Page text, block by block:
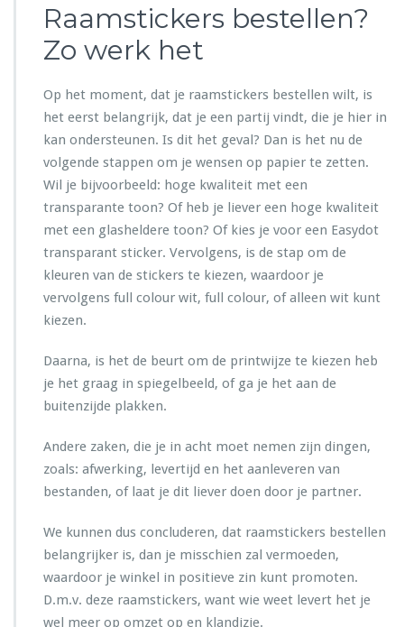
Raamstickers bestellen?
Zo werk het
Op het moment, dat je raamstickers bestellen wilt, is
het eerst belangrijk, dat je een partij vindt, die je hier in
kan ondersteunen. Is dit het geval? Dan is het nu de
volgende stappen om je wensen op papier te zetten.
Wil je bijvoorbeeld: hoge kwaliteit met een
transparante toon? Of heb je liever een hoge kwaliteit
met een glasheldere toon? Of kies je voor een Easydot
transparant sticker. Vervolgens, is de stap om de
kleuren van de stickers te kiezen, waardoor je
vervolgens full colour wit, full colour, of alleen wit kunt
kiezen.
Daarna, is het de beurt om de printwijze te kiezen heb
je het graag in spiegelbeeld, of ga je het aan de
buitenzijde plakken.
Andere zaken, die je in acht moet nemen zijn dingen,
zoals: afwerking, levertijd en het aanleveren van
bestanden, of laat je dit liever doen door je partner.
We kunnen dus concluderen, dat raamstickers bestellen
belangrijker is, dan je misschien zal vermoeden,
waardoor je winkel in positieve zin kunt promoten.
D.m.v. deze raamstickers, want wie weet levert het je
wel meer op omzet op en klandizie.